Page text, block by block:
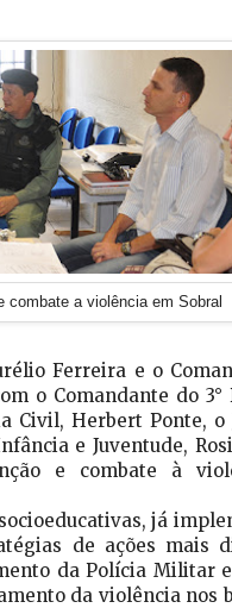
combate a violência em Sobral
Ferreira e o
o Comandante do 3°
Civil, Herbert Ponte, o
e Juventude,
e combate à
já
de ações mais
da Polícia Militar
da violência nos